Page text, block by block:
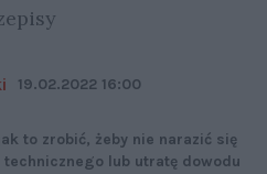
19.02.2022 16:00
to zrobić, żeby nie narazić się
lub utratę dowodu